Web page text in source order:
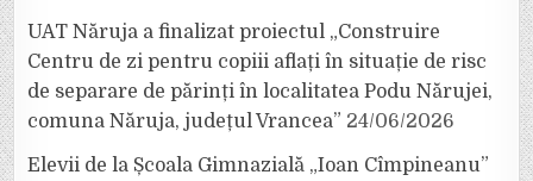
UAT Năruja a finalizat proiectul „Construire
Centru de zi pentru copiii aflați în situație de risc
de separare de părinți în localitatea Podu Nărujei,
comuna Năruja, județul Vrancea” 24/06/2026
Elevii de la Școala Gimnazială „Ioan Cîmpineanu”